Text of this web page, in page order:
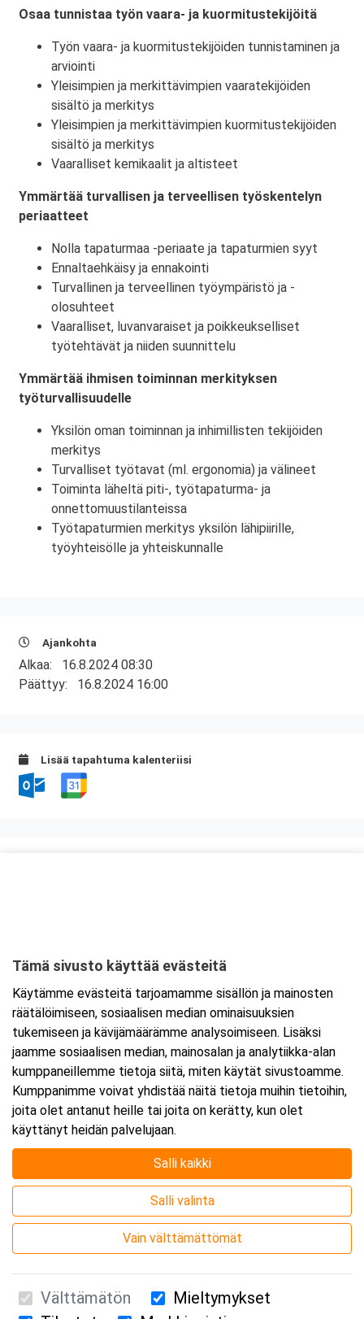
Osaa tunnistaa työn vaara- ja kuormitustekijöitä
Työn vaara- ja kuormitustekijöiden tunnistaminen ja
arviointi
Yleisimpien ja merkittävimpien vaaratekijöiden
sisältö ja merkitys
Yleisimpien ja merkittävimpien kuormitustekijöiden
sisältö ja merkitys
Vaaralliset kemikaalit ja altisteet
Ymmärtää turvallisen ja terveellisen työskentelyn
periaatteet
Nolla tapaturmaa -periaate ja tapaturmien syyt
Ennaltaehkäisy ja ennakointi
Turvallinen ja terveellinen työympäristö ja -
olosuhteet
Vaaralliset, luvanvaraiset ja poikkeukselliset
työtehtävät ja niiden suunnittelu
Ymmärtää ihmisen toiminnan merkityksen
työturvallisuudelle
Yksilön oman toiminnan ja inhimillisten tekijöiden
merkitys
Turvalliset työtavat (ml. ergonomia) ja välineet
Toiminta läheltä piti-, työtapaturma- ja
onnettomuustilanteissa
Työtapaturmien merkitys yksilön lähipiirille,
työyhteisölle ja yhteiskunnalle
Ajankohta
Alkaa: 16.8.2024 08:30
Päättyy: 16.8.2024 16:00
Lisää tapahtuma kalenteriisi
Tarkempi kartta ja ajo-ohjeet
Tämä sivusto käyttää evästeitä
Käytämme evästeitä tarjoamamme sisällön ja mainosten
räätälöimiseen, sosiaalisen median ominaisuuksien
tukemiseen ja kävijämäärämme analysoimiseen. Lisäksi
jaamme sosiaalisen median, mainosalan ja analytiikka-alan
kumppaneillemme tietoja siitä, miten käytät sivustoamme.
Kumppanimme voivat yhdistää näitä tietoja muihin tietoihin,
joita olet antanut heille tai joita on kerätty, kun olet
käyttänyt heidän palvelujaan.
Salli kaikki
Salli valinta
Vain välttämättömät
Välttämätön
Mieltymykset